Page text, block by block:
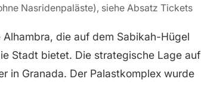
Nasridenpaläste), siehe Absatz Tickets
die auf dem Sabikah-Hügel
Stadt bietet. Die strategische Lage auf
in Granada. Der Palastkomplex wurde